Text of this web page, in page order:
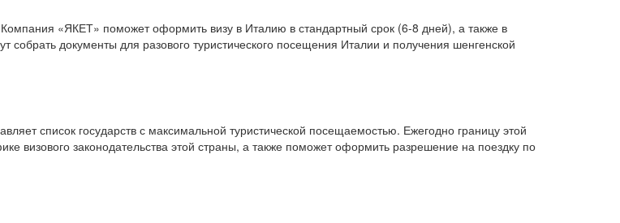
«ЯКЕТ» поможет оформить визу в Италию в стандартный срок (6-8 дней), а также в
документы для разового туристического посещения Италии и получения шенгенской
список государств с максимальной туристической посещаемостью. Ежегодно границу этой
визового законодательства этой страны, а также поможет оформить разрешение на поездку по